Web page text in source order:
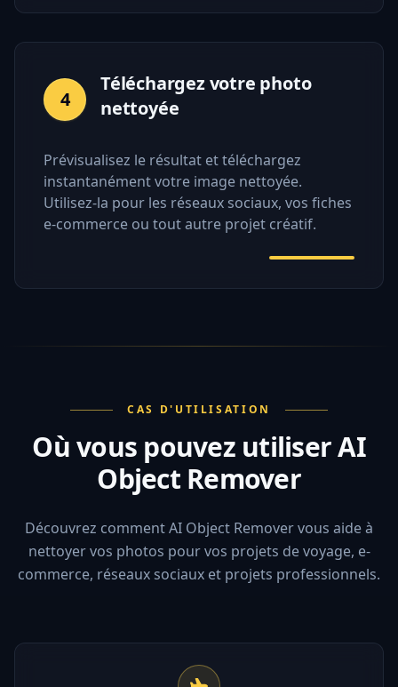
4
Téléchargez votre photo
nettoyée
Prévisualisez le résultat et téléchargez
instantanément votre image nettoyée.
Utilisez-la pour les réseaux sociaux, vos fiches
e-commerce ou tout autre projet créatif.
CAS D'UTILISATION
Où vous pouvez utiliser AI
Object Remover
Découvrez comment AI Object Remover vous aide à
nettoyer vos photos pour vos projets de voyage, e-
commerce, réseaux sociaux et projets professionnels.